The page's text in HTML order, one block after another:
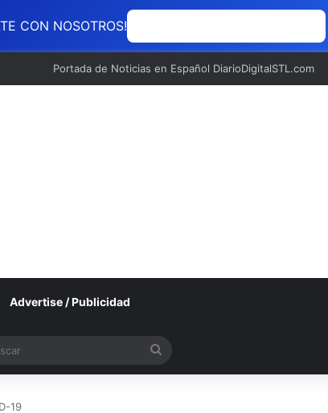
CON NOSOTROS!
Portada de Noticias en Español DiarioDigitalSTL.com
Advertise / Publicidad
skin
19